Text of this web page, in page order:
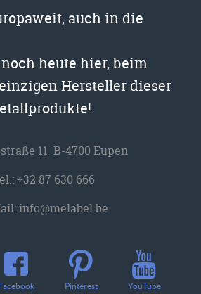
auch in die
heute hier, beim
Hersteller dieser
11 B-4700 Eupen
+32 87 630 666
info@melabel.be
Facebook Pinterest YouTube